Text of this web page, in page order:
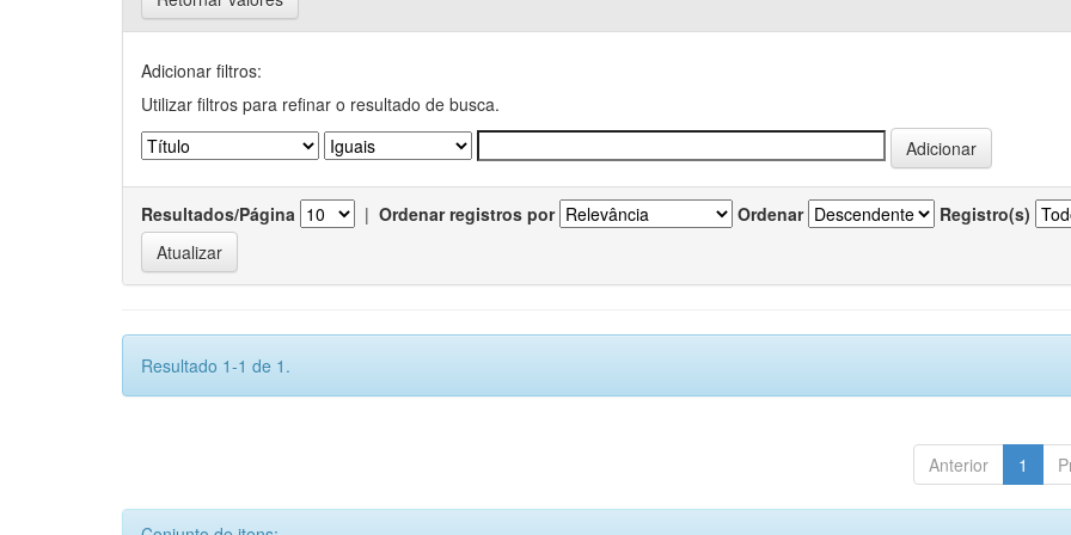
Adicionar filtros:
Utilizar filtros para refinar o resultado de busca.
Resultados/Página | Ordenar registros por Ordenar Registro(s)
Resultado 1-1 de 1.
Anterior 1